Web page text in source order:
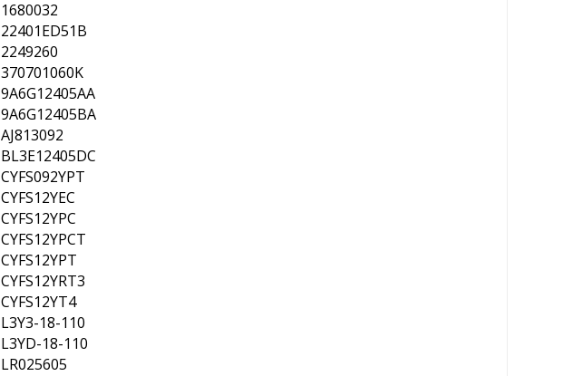
1680032
22401ED51B
2249260
370701060K
9A6G12405AA
9A6G12405BA
AJ813092
BL3E12405DC
CYFS092YPT
CYFS12YEC
CYFS12YPC
CYFS12YPCT
CYFS12YPT
CYFS12YRT3
CYFS12YT4
L3Y3-18-110
L3YD-18-110
LR025605